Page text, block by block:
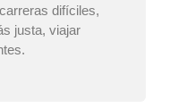
difíciles,
justa, viajar